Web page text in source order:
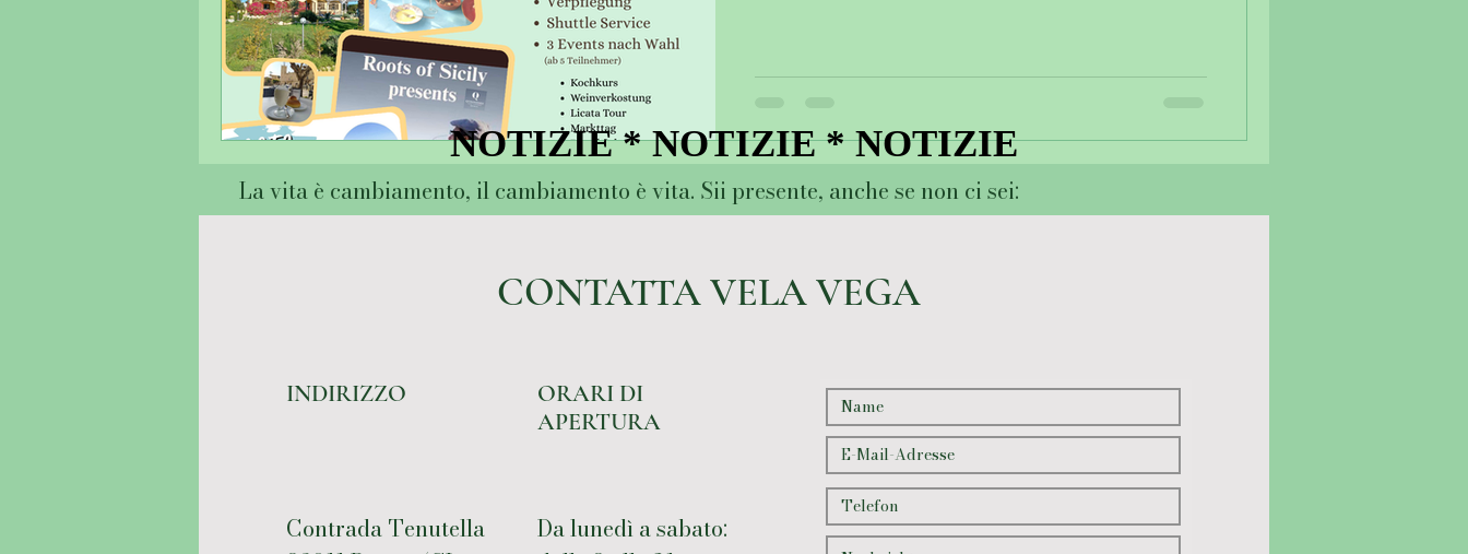
NOTIZIE * NOTIZIE * NOTIZIE
NOTIZIE * NOTIZIE * NOTIZIE
La vita è cambiamento, il cambiamento è vita. Sii presente, anche se non ci sei:
CONTATTA VELA VEGA
INDIRIZZO
ORARI DI
APERTURA
Contrada Tenutella
Da lunedì a sabato: